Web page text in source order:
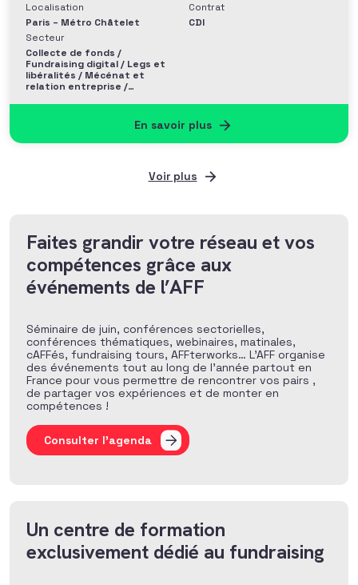
Localisation
Paris – Métro Châtelet
Secteur
Collecte de fonds /
Fundraising digital / Legs et
libéralités / Mécénat et
relation entreprise /
Contrat
CDI
En savoir plus
Voir plus
Faites grandir votre réseau et vos
compétences grâce aux
événements de l’AFF
Séminaire de juin, conférences sectorielles,
conférences thématiques, webinaires, matinales,
cAFFés, fundraising tours, AFFterworks… L’AFF organise
des événements tout au long de l’année partout en
France pour vous permettre de rencontrer vos pairs ,
de partager vos expériences et de monter en
compétences !
Consulter l'agenda
Un centre de formation
exclusivement dédié au fundraising